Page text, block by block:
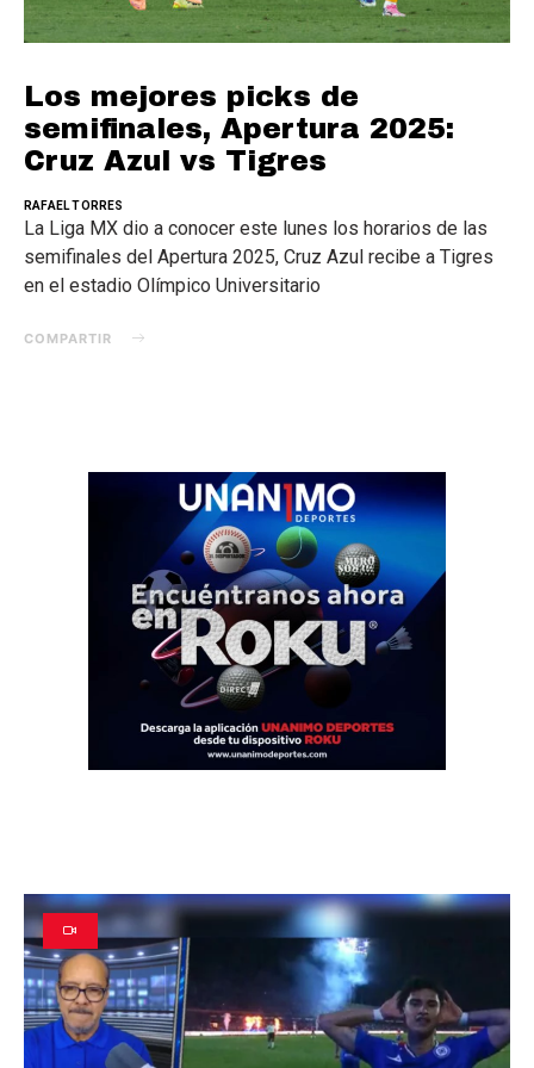
Los mejores picks de
semifinales, Apertura 2025:
Cruz Azul vs Tigres
RAFAEL TORRES
La Liga MX dio a conocer este lunes los horarios de las
semifinales del Apertura 2025, Cruz Azul recibe a Tigres
en el estadio Olímpico Universitario
COMPARTIR